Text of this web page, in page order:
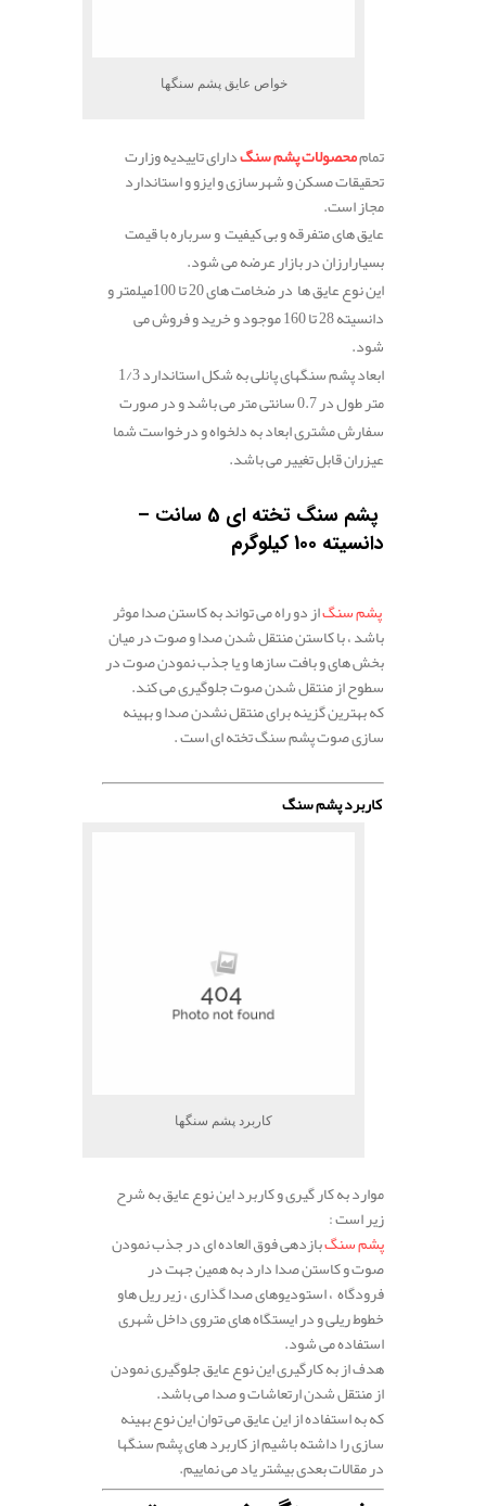
خواص عایق پشم سنگها
تماممحصولات پشم سنگدارای تاییدیه وزارت
تحقیقات مسکن و شهرسازی و ایزو و استاندارد
مجاز است.
عایق های متفرقه و بی کیفیت و سرباره با قیمت
بسیارارزان در بازار عرضه می شود.
این نوع عایق ها در ضخامت های 20 تا 100میلمتر و
دانسیته 28 تا 160 موجود و خرید و فروش می
شود.
ابعاد پشم سنگهای پانلی به شکل استاندارد 1/3
متر طول در 0.7 سانتی متر می باشد و در صورت
سفارش مشتری ابعاد به دلخواه و درخواست شما
عیزران قابل تغییر می باشد.
پشم سنگ تخته ای 5 سانت –
دانسیته 100 کیلوگرم
پشم سنگاز دو راه می تواند به کاستن صدا موثر
باشد ، با کاستن منتقل شدن صدا و صوت در میان
بخش های و بافت سازها و یا جذب نمودن صوت در
سطوح از منتقل شدن صوت جلوگیری می کند.
که بهترین گزینه برای منتقل نشدن صدا و بهینه
سازی صوت پشم سنگ تخته ای است .
کاربرد پشم سنگ
کاربرد پشم سنگها
موارد به کار گیری و کاربرد این نوع عایق به شرح
زیر است :
پشم سنگبازدهی فوق العاده ای در جذب نمودن
صوت و کاستن صدا دارد به همین جهت در
فرودگاه ، استودیوهای صدا گذاری ، زیر ریل هاو
خطوط ریلی و در ایستگاه های متروی داخل شهری
استفاده می شود.
هدف از به کارگیری این نوع عایق جلوگیری نمودن
از منتقل شدن ارتعاشات و صدا می باشد.
که به استفاده از این عایق می توان این نوع بهینه
سازی را داشته باشیم از کاربرد های پشم سنگها
در مقالات بعدی بیشتر یاد می نماییم.